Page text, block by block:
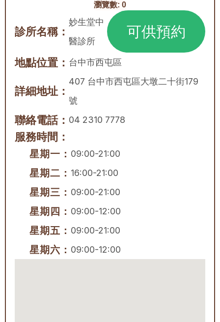
瀏覽數: 0
診所名稱：
妙生堂中
醫診所
可供預約
地點位置： 台中市西屯區
詳細地址：
407 台中市西屯區大墩二十街179
號
聯絡電話： 04 2310 7778
服務時間：
星期一： 09:00-21:00
星期二： 16:00-21:00
星期三： 09:00-21:00
星期四： 09:00-12:00
星期五： 09:00-21:00
星期六： 09:00-12:00